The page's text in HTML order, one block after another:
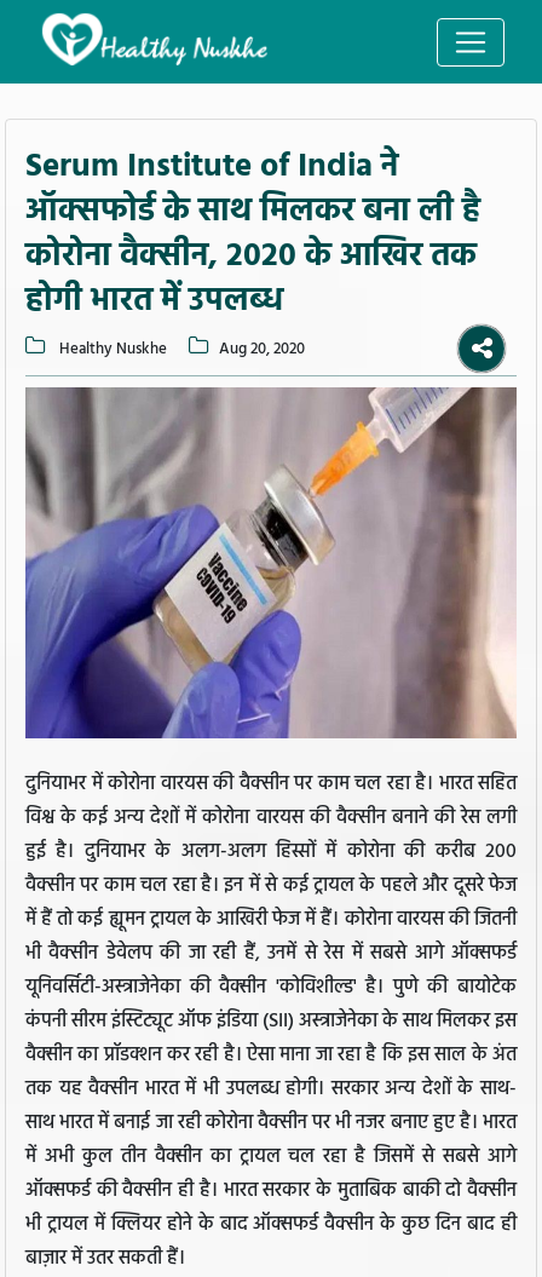
Serum Institute of India ने
ऑक्सफोर्ड के साथ मिलकर बना ली है
कोरोना वैक्सीन, 2020 के आखिर तक
होगी भारत में उपलब्ध
Healthy Nuskhe Aug 20, 2020
दुनियाभर में कोरोना वारयस की वैक्सीन पर काम चल रहा है। भारत सहित
विश्व के कई अन्य देशों में कोरोना वारयस की वैक्सीन बनाने की रेस लगी
हुई है। दुनियाभर के अलग-अलग हिस्सों में कोरोना की करीब 200
वैक्सीन पर काम चल रहा है। इन में से कई ट्रायल के पहले और दूसरे फेज
में हैं तो कई ह्यूमन ट्रायल के आखिरी फेज में हैं। कोरोना वारयस की जितनी
भी वैक्सीन डेवेलप की जा रही हैं, उनमें से रेस में सबसे आगे ऑक्‍सफर्ड
यूनिवर्सिटी-अस्‍त्राजेनेका की वैक्‍सीन 'कोविशील्‍ड' है। पुणे की बायोटेक
कंपनी सीरम इंस्टिट्यूट ऑफ इंडिया (SII) अस्‍त्राजेनेका के साथ मिलकर इस
वैक्‍सीन का प्रॉडक्‍शन कर रही है। ऐसा माना जा रहा है कि इस साल के अंत
तक यह वैक्सीन भारत में भी उपलब्ध होगी। सरकार अन्य देशों के साथ-
साथ भारत में बनाई जा रही कोरोना वैक्सीन पर भी नजर बनाए हुए है। भारत
में अभी कुल तीन वैक्‍सीन का ट्रायल चल रहा है जिसमें से सबसे आगे
ऑक्‍सफर्ड की वैक्सीन ही है। भारत सरकार के मुताबिक बाकी दो वैक्सीन
भी ट्रायल में क्लियर होने के बाद ऑक्‍सफर्ड वैक्सीन के कुछ दिन बाद ही
बाज़ार में उतर सकती हैं।